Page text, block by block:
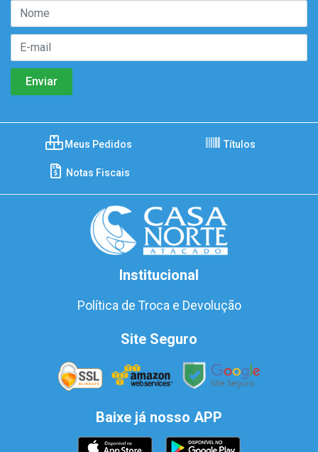
Meus Pedidos Títulos
Notas Fiscais
Institucional
Política de Troca e Devolução
Site Seguro
Baixe já nosso APP